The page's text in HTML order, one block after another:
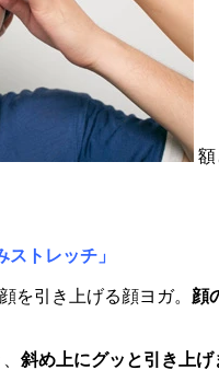
額
トレッチ」
を引き上げる顔ヨガ。 顔
斜め上にグッと引き上げ